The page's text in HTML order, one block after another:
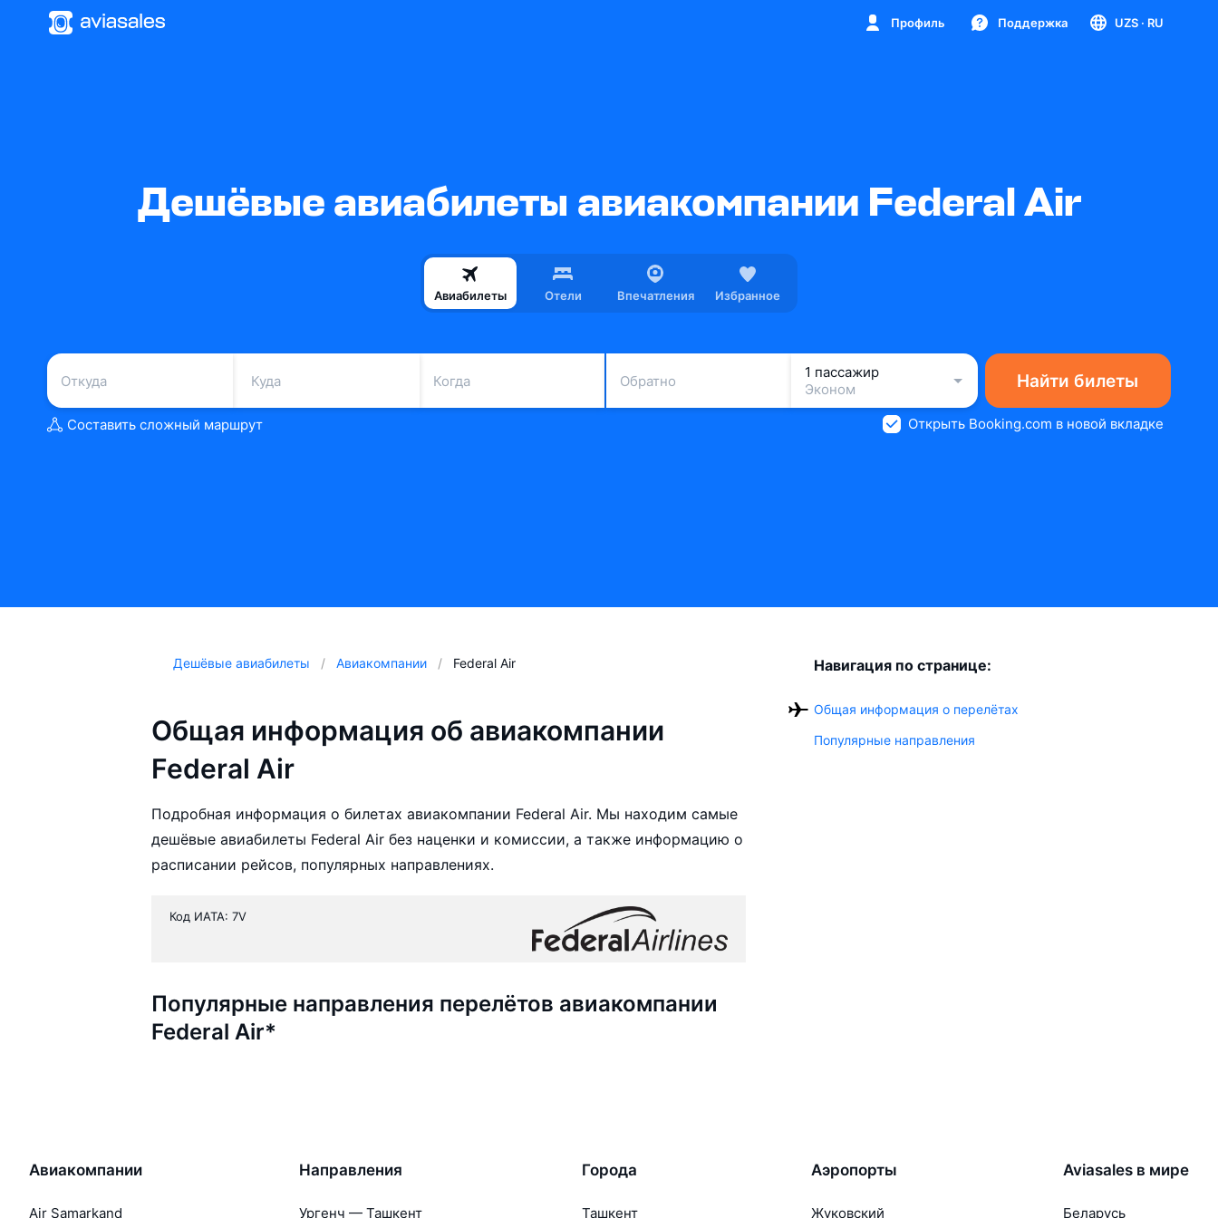
Профиль Поддержка UZS · RU
Дешёвые авиабилеты авиакомпании Federal Air
Авиабилеты Отели Впечатления Избранное
Когда Обратно
1 пассажир
Эконом
Найти билеты
Составить сложный маршрут Открыть Booking.com в новой вкладке
Дешёвые авиабилеты Авиакомпании Federal Air
Общая информация об авиакомпании
Federal Air
Подробная информация о билетах авиакомпании Federal Air. Мы находим самые
дешёвые авиабилеты Federal Air без наценки и комиссии, а также информацию о
расписании рейсов, популярных направлениях.
Код ИАТА: 7V
Популярные направления перелётов авиакомпании
Federal Air*
Навигация по странице:
Общая информация о перелётах
Популярные направления
Авиакомпании
Air Samarkand
Направления
Ургенч — Ташкент
Города
Ташкент
Аэропорты
Жуковский
Aviasales в мире
Беларусь